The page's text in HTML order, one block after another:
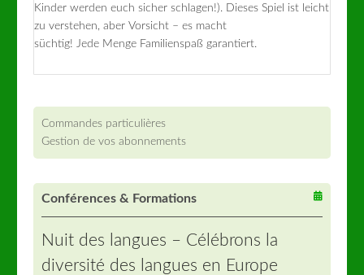
Kinder werden euch sicher schlagen!). Dieses Spiel ist leicht
zu verstehen, aber Vorsicht – es macht
süchtig! Jede Menge Familienspaß garantiert.
Commandes particulières
Gestion de vos abonnements
Conférences & Formations
Nuit des langues – Célébrons la
diversité des langues en Europe